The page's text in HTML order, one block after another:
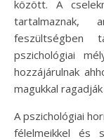
között. A
tartalmaznak,
feszültségben
pszichológiai
hozzájárulnak
magukkal
A pszichológiai
félelmeikkel és